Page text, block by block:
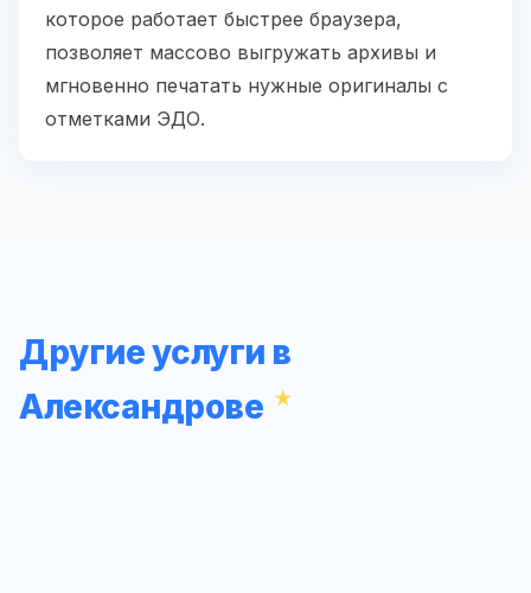
которое работает быстрее браузера,
позволяет массово выгружать архивы и
мгновенно печатать нужные оригиналы с
отметками ЭДО.
Другие услуги в
Александрове